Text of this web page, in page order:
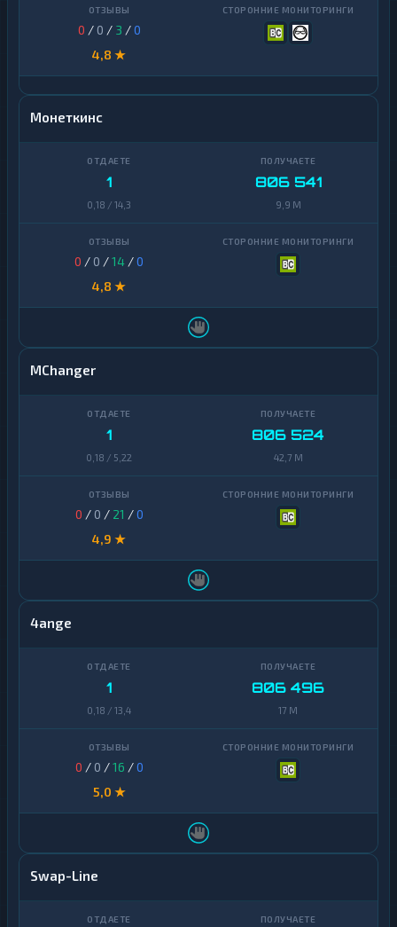
0 / 0 / 3 /0
4,8 ★
Монеткинс
1
0,18 / 14,3
806 541
9,9 M
0 / 0 /14 /0
4,8 ★
MChanger
1
0,18 / 5,22
806 524
42,7 M
0 / 0 / 21 /0
4,9 ★
4ange
1
0,18 / 13,4
806 496
17 M
0 / 0 /16 /0
5,0 ★
Swap-Line